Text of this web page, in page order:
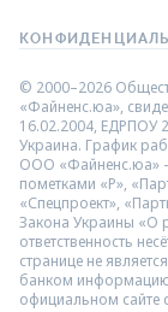
© 2000–2026
«Файненс.юа»,
16.02.2004, ЕДРПОУ
Украина. График
ООО «Файненс.юа»
пометками «Р»,
«Спецпроект»,
Закона Украины «О
ответственность
странице не
банком информацию
официальном сайте